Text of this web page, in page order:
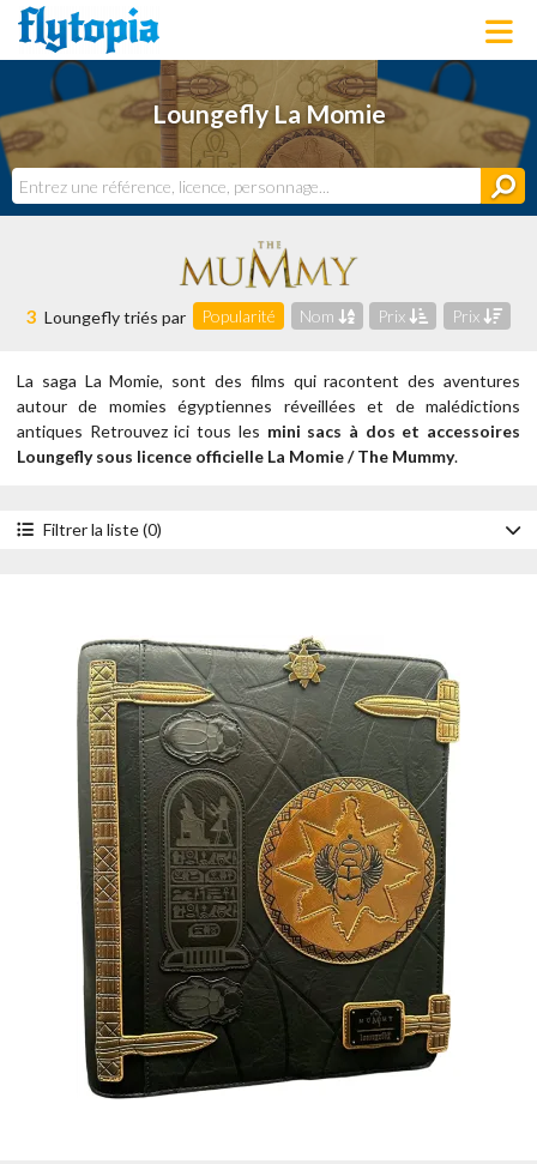
LOUNGEFLY
LICENCES
NOUVEAUTÉS
BONS PLANS
ACTUALITÉS
DERNIERS AJOUTS
Loungefly La Momie
3 Loungefly triés par Popularité Nom Prix Prix
La saga La Momie, sont des films qui racontent des aventures
autour de momies égyptiennes réveillées et de malédictions
antiques Retrouvez ici tous les mini sacs à dos et accessoires
Loungefly sous licence officielle La Momie / The Mummy.
Filtrer la liste (0)
2025
- de 30 €
de 30 à 50 €
de 50 à 100 €
+ de 100 €